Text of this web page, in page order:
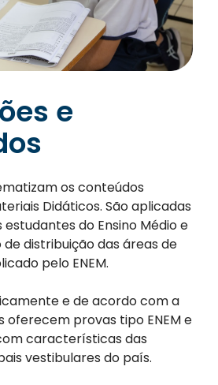
e
os conteúdos
Didáticos. São aplicadas
do Ensino Médio e
distribuição das áreas de
pelo ENEM.
e de acordo com a
oferecem provas tipo ENEM e
características das
vestibulares do país.